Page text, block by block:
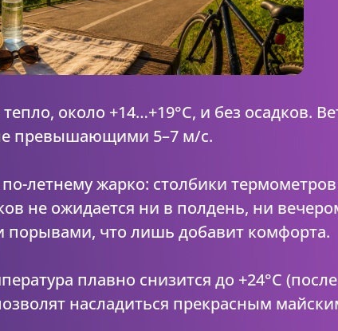
около +14…+19°C, и без осадков.
превышающими 5–7 м/с.
летнему жарко: столбики
не ожидается ни в полдень, ни
что лишь добавит комфорта.
плавно снизится до +24°C
насладиться прекрасным